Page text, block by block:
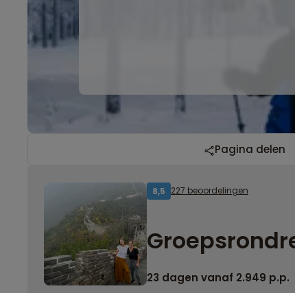
Pagina delen
8,5 227 beoordelingen
23 dagen vanaf 2.949 p.p.